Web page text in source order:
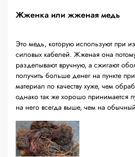
Жженка или жженая медь
Это медь, которую используют при
силовых кабелей. Жженая она
разделывают вручную, а сжигают
получить больше денег на пункте
материал по качеству хуже, чем
однако так же хорошо принимается
на него всегда выше, чем на